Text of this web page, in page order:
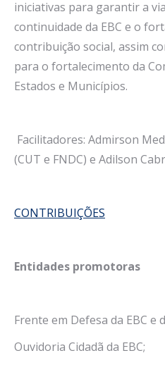
iniciativas para garantir a
continuidade da EBC e o
contribuição social, assim
para o fortalecimento da
Estados e Municípios.
Facilitadores: Admirson
(CUT e FNDC) e Adilson
CONTRIBUIÇÕES
Entidades promotoras
Frente em Defesa da EBC e
Ouvidoria Cidadã da EBC;